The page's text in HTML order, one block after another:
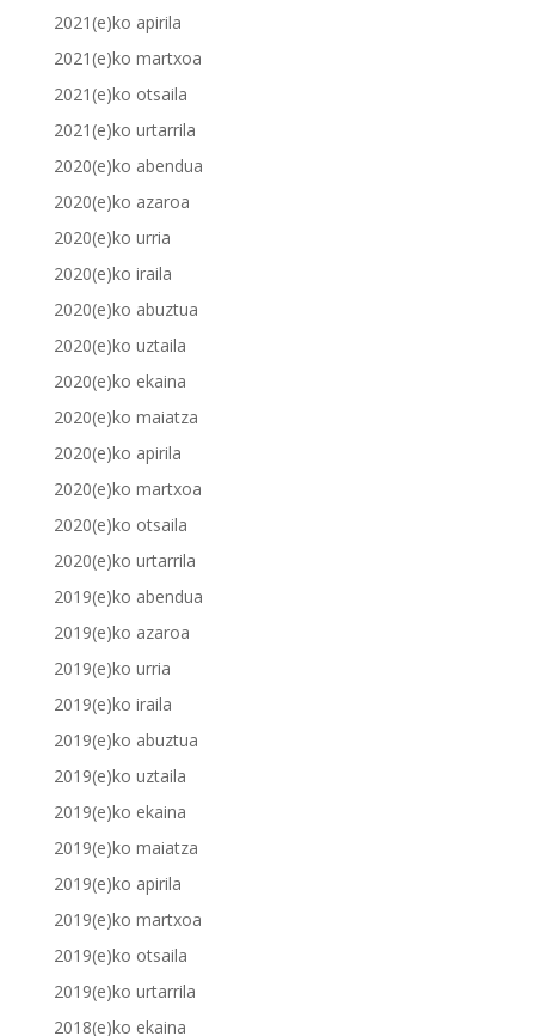
2021(e)ko apirila
2021(e)ko martxoa
2021(e)ko otsaila
2021(e)ko urtarrila
2020(e)ko abendua
2020(e)ko azaroa
2020(e)ko urria
2020(e)ko iraila
2020(e)ko abuztua
2020(e)ko uztaila
2020(e)ko ekaina
2020(e)ko maiatza
2020(e)ko apirila
2020(e)ko martxoa
2020(e)ko otsaila
2020(e)ko urtarrila
2019(e)ko abendua
2019(e)ko azaroa
2019(e)ko urria
2019(e)ko iraila
2019(e)ko abuztua
2019(e)ko uztaila
2019(e)ko ekaina
2019(e)ko maiatza
2019(e)ko apirila
2019(e)ko martxoa
2019(e)ko otsaila
2019(e)ko urtarrila
2018(e)ko ekaina